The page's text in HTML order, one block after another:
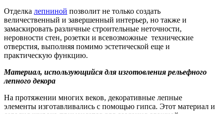
Отделка лепниной позволит не только создать
величественный и завершенный интерьер, но также и
замаскировать различные строительные неточности,
неровности стен, розетки и всевозможные технические
отверстия, выполняя помимо эстетической еще и
практическую функцию.
Материал, использующийся для изготовления рельефного
лепного декора
На протяжении многих веков, декоративные лепные
элементы изготавливались с помощью гипса. Этот материал и